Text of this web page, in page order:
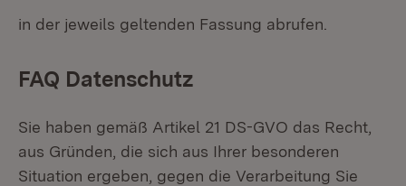
in der jeweils geltenden Fassung abrufen.
FAQ Datenschutz
Sie haben gemäß Artikel 21 DS-GVO das Recht,
aus Gründen, die sich aus Ihrer besonderen
Situation ergeben, gegen die Verarbeitung Sie